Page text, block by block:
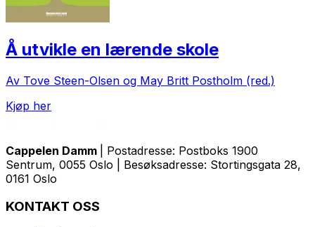
Å utvikle en lærende skole
Av Tove Steen-Olsen og May Britt Postholm (red.)
Kjøp her
Cappelen Damm
| Postadresse: Postboks 1900
Sentrum, 0055 Oslo | Besøksadresse: Stortingsgata 28,
0161 Oslo
KONTAKT OSS